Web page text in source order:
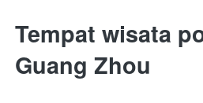
Tempat wisata
Guang Zhou